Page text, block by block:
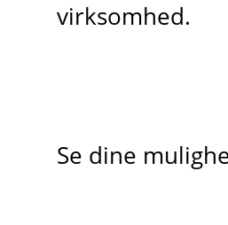
virksomhed.
Se dine